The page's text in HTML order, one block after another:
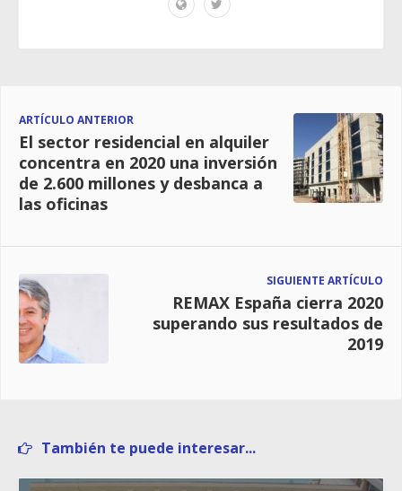
ARTÍCULO ANTERIOR
El sector residencial en alquiler
concentra en 2020 una inversión
de 2.600 millones y desbanca a
las oficinas
SIGUIENTE ARTÍCULO
REMAX España cierra 2020
superando sus resultados de
2019
También te puede interesar...